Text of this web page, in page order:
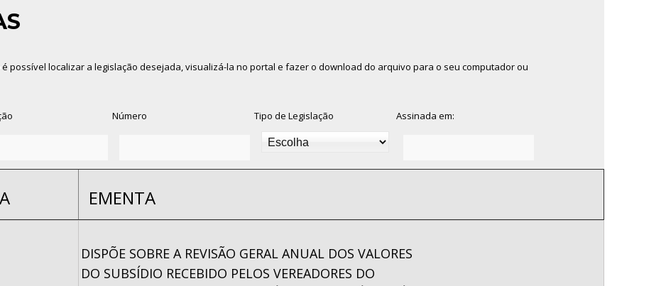
possível localizar a legislação desejada, visualizá-la no portal e fazer o download do arquivo para o seu computador ou
Número Tipo de Legislação Assinada em:
EMENTA
DISPÕE SOBRE A REVISÃO GERAL ANUAL DOS VALORES
DO SUBSÍDIO RECEBIDO PELOS VEREADORES DO